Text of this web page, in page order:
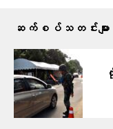
ဆက်စပ်သတင်းများ